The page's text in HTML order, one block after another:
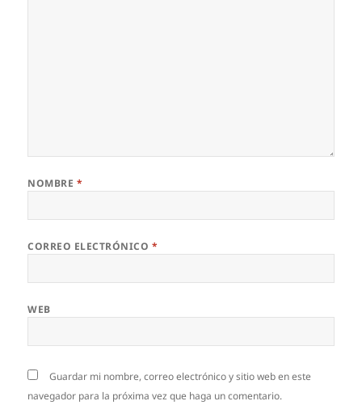
NOMBRE *
CORREO ELECTRÓNICO *
WEB
Guardar mi nombre, correo electrónico y sitio web en este
navegador para la próxima vez que haga un comentario.